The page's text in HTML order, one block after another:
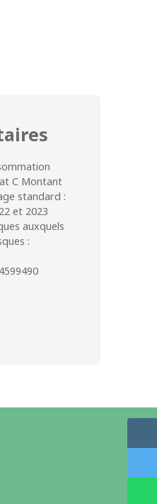
C Montant
standard :
et 2023
auxquels
: